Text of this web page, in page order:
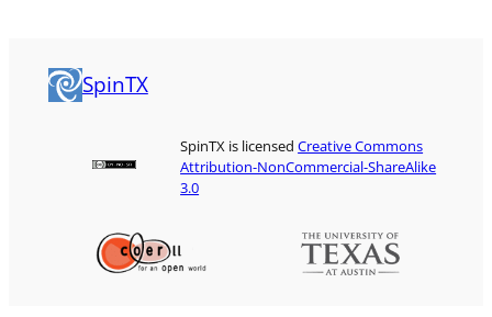
SpinTX
SpinTX is licensedCreative Commons
Attribution-NonCommercial-ShareAlike
3.0